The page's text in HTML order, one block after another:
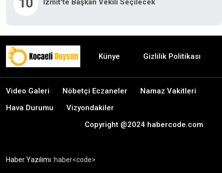
10 İzmit'te Başkan Vekili Seçilecek
Künye Gizlilik Politikası
Video Galeri Nöbetçi Eczaneler
Namaz Vakitleri
Hava Durumu
Vizyondakiler
Copyright @2024 habercode.com
Haber Yazılımı :haber<code>